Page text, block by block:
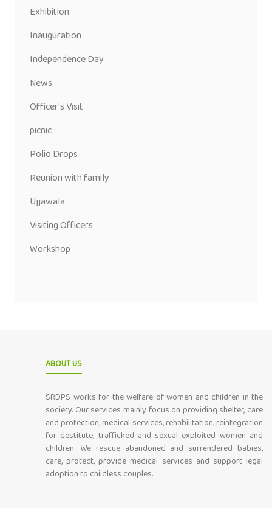
Exhibition
Inauguration
Independence Day
News
Officer's Visit
picnic
Polio Drops
Reunion with family
Ujjawala
Visiting Officers
Workshop
ABOUT US
SRDPS works for the welfare of women and children in the
society. Our services mainly focus on providing shelter, care
and protection, medical services, rehabilitation, reintegration
for destitute, trafficked and sexual exploited women and
children. We rescue abandoned and surrendered babies,
care, protect, provide medical services and support legal
adoption to childless couples.